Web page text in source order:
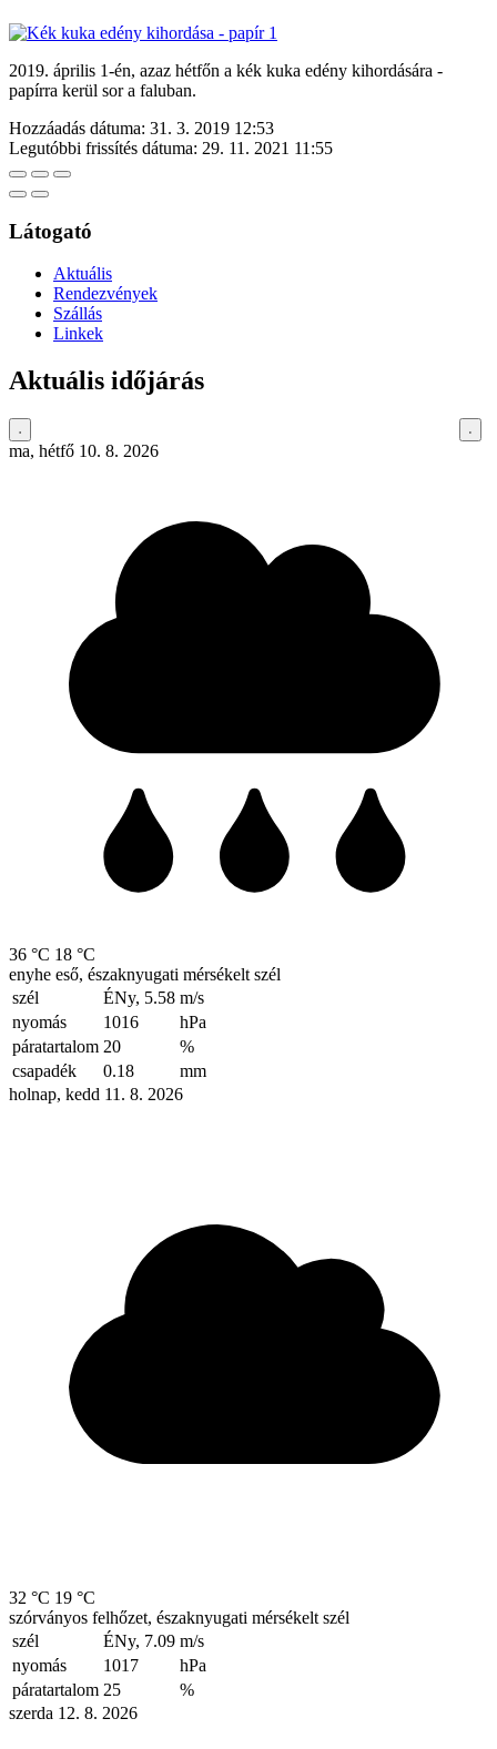
2019. április 1-én, azaz hétfőn a kék kuka edény kihordására -
papírra kerül sor a faluban.
Hozzáadás dátuma: 31. 3. 2019 12:53
Legutóbbi frissítés dátuma: 29. 11. 2021 11:55
Látogató
Aktuális
Rendezvények
Szállás
Linkek
Aktuális időjárás
ma, hétfő 10. 8. 2026
36 °C 18 °C
enyhe eső, északnyugati mérsékelt szél
szél
ÉNy, 5.58 m/s
nyomás
1016
hPa
páratartalom 20
%
csapadék
0.18
mm
holnap, kedd 11. 8. 2026
32 °C 19 °C
szórványos felhőzet, északnyugati mérsékelt szél
szél
ÉNy, 7.09 m/s
nyomás
1017
hPa
páratartalom 25
%
szerda 12. 8. 2026